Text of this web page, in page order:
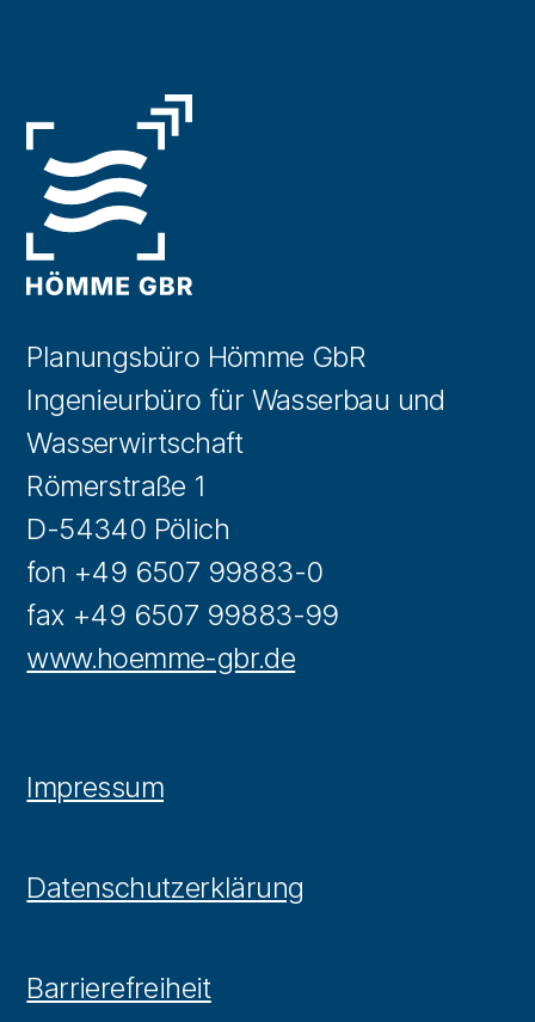
Planungsbüro Hömme GbR
Ingenieurbüro für Wasserbau und
Wasserwirtschaft
Römerstraße 1
D-54340 Pölich
fon +49 6507 99883-0
fax +49 6507 99883-99
www.hoemme-gbr.de
Impressum
Datenschutzerklärung
Barrierefreiheit